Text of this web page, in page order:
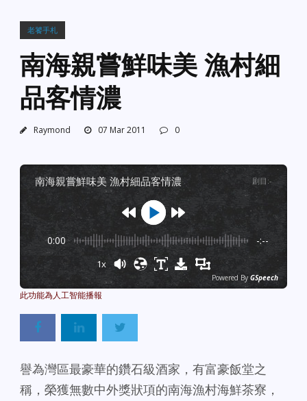
老饕手札
南海親嘗鮮味美 漁村細
品客情濃
Raymond 07 Mar 2011 0
南海親嘗鮮味美 漁村細品客情濃 剧目 :-
0:00 -:--
1x
Powered By GSpeech
譽為灣區最豪華的鑽石級酒家，有富豪飯堂之
稱，榮獲無數中外獎狀項的南海漁村海鮮茶寮，